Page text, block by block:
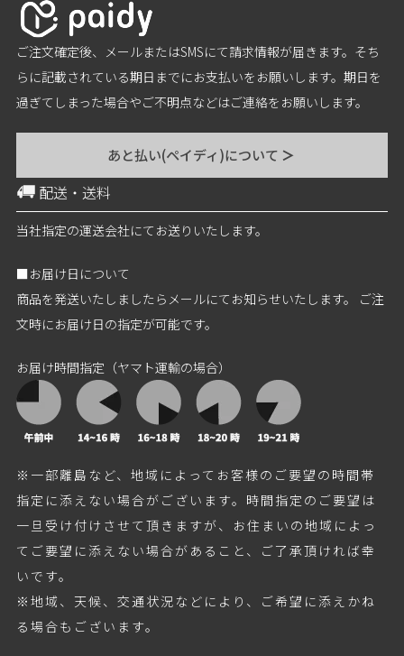
ご注文確定後、メールまたはSMSにて請求情報が届きます。そち
らに記載されている期日までにお支払いをお願いします。期日を
過ぎてしまった場合やご不明点などはご連絡をお願いします。
あと払い(ペイディ)について ＞
配送・送料
当社指定の運送会社にてお送りいたします。
■お届け日について
商品を発送いたしましたらメールにてお知らせいたします。 ご注
文時にお届け日の指定が可能です。
お届け時間指定（ヤマト運輸の場合）
※一部離島など、地域によってお客様のご要望の時間帯
指定に添えない場合がございます。時間指定のご要望は
一旦受け付けさせて頂きますが、お住まいの地域によっ
てご要望に添えない場合があること、ご了承頂ければ幸
いです。
※地域、天候、交通状況などにより、ご希望に添えかね
る場合もございます。